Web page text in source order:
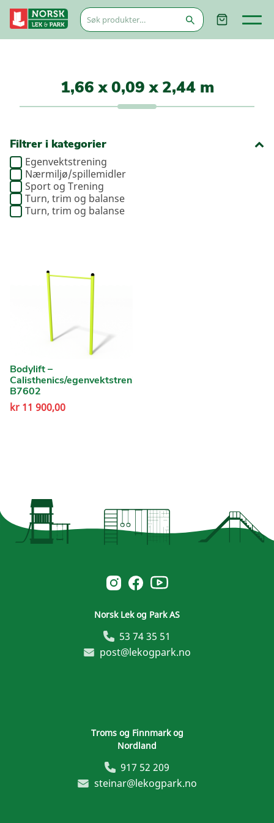
Søk
etter:
1,66 x 0,09 x 2,44 m
Filtrer i kategorier
Egenvektstrening
Nærmiljø/spillemidler
Sport og Trening
Turn, trim og balanse
Turn, trim og balanse
Bodylift –
Calisthenics/egenvektstreningArt.
B7602
kr 11 900,00
Norsk Leg & Park instagram
Norsk Leg & Park facebook
Norsk Leg & Park youtube
Norsk Lek og Park AS
53 74 35 51
post@lekogpark.no
Troms og Finnmark og
Nordland
917 52 209
steinar@lekogpark.no